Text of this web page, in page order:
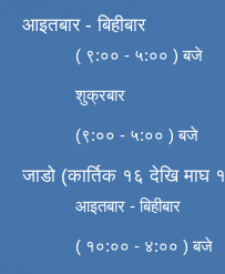
आइतबार - बिहीबार
( ९:०० - ५:०० ) बजे
शुक्रबार
(९:०० - ५:०० ) बजे
जाडो (कार्तिक १६ देखि माघ
आइतबार - बिहीबार
( १०:०० - ४:०० ) बजे